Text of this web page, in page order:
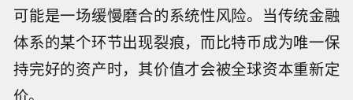
可能是一场缓慢磨合的系统性风险。当传统金融
体系的某个环节出现裂痕，而比特币成为唯一保
持完好的资产时，其价值才会被全球资本重新定
价。